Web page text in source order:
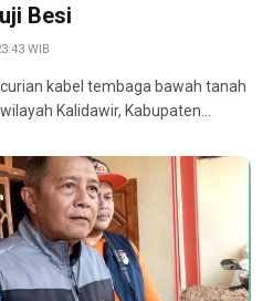
Besi
WIB
kabel tembaga bawah tanah
Kalidawir, Kabupaten…